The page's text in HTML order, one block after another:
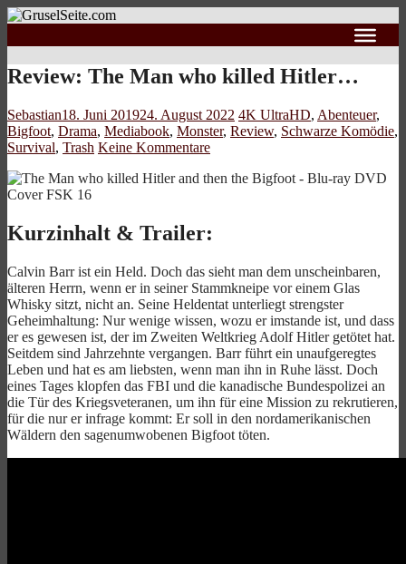
Review: The Man who killed Hitler…
Sebastian18. Juni 201924. August 2022 4K UltraHD, Abenteuer,
Bigfoot, Drama, Mediabook, Monster, Review, Schwarze Komödie,
Survival, Trash Keine Kommentare
Kurzinhalt & Trailer:
Calvin Barr ist ein Held. Doch das sieht man dem unscheinbaren,
älteren Herrn, wenn er in seiner Stammkneipe vor einem Glas
Whisky sitzt, nicht an. Seine Heldentat unterliegt strengster
Geheimhaltung: Nur wenige wissen, wozu er imstande ist, und dass
er es gewesen ist, der im Zweiten Weltkrieg Adolf Hitler getötet hat.
Seitdem sind Jahrzehnte vergangen. Barr führt ein unaufgeregtes
Leben und hat es am liebsten, wenn man ihn in Ruhe lässt. Doch
eines Tages klopfen das FBI und die kanadische Bundespolizei an
die Tür des Kriegsveteranen, um ihn für eine Mission zu rekrutieren,
für die nur er infrage kommt: Er soll in den nordamerikanischen
Wäldern den sagenumwobenen Bigfoot töten.